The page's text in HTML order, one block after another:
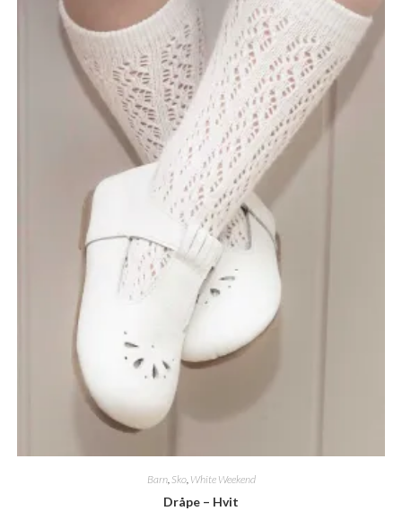
Barn, Sko, White Weekend
Dråpe – Hvit